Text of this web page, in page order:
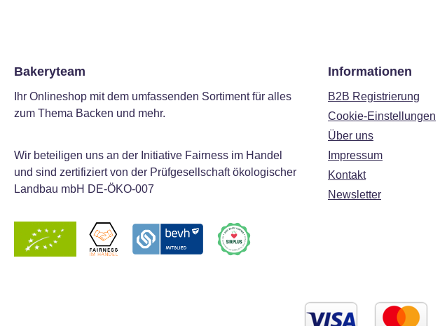
Bakeryteam
Ihr Onlineshop mit dem umfassenden Sortiment für alles
zum Thema Backen und mehr.
Wir beteiligen uns an der Initiative Fairness im Handel
und sind zertifiziert von der Prüfgesellschaft ökologischer
Landbau mbH DE-ÖKO-007
Informationen
B2B Registrierung
Cookie-Einstellungen
Über uns
Impressum
Kontakt
Newsletter